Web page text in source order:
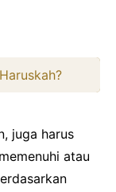
juga harus
atau